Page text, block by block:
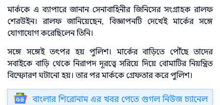
মার্ককে এ ব্যাপারে জানান সেনাবাহিনীর জিনিসের সংগ্রাহক রালফ
শেরউইন। রালফ জানিয়েছেন, বিজ্ঞাপনটি দেখেই মার্কের সঙ্গে
যোগাযোগ করেছিলেন তিনি।
সঙ্গে সঙ্গেই তৎপর হয় পুলিশ। মার্কের বাড়িতে পৌঁছে তাদের
সবাইকে বাড়ি থেকে নিরাপদ দূরত্বে সরিয়ে দিয়ে বোমাটির নিয়ন্ত্রিত
বিস্ফোরণ ঘটানো হয়। তার পর মার্ককে গ্রেফতার করে পুলিশ।
বাংলার শিরোনাম এর খবর পেতে গুগল নিউজ চ্যানেল